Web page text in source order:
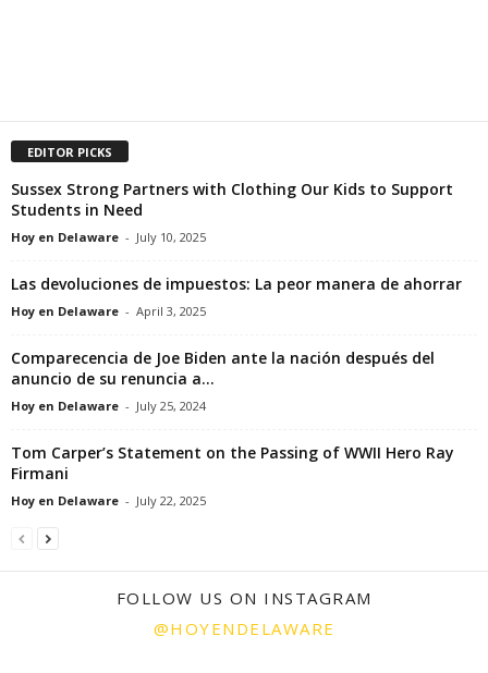
EDITOR PICKS
Sussex Strong Partners with Clothing Our Kids to Support
Students in Need
Hoy en Delaware - July 10, 2025
Las devoluciones de impuestos: La peor manera de ahorrar
Hoy en Delaware - April 3, 2025
Comparecencia de Joe Biden ante la nación después del
anuncio de su renuncia a...
Hoy en Delaware - July 25, 2024
Tom Carper’s Statement on the Passing of WWII Hero Ray
Firmani
Hoy en Delaware - July 22, 2025
FOLLOW US ON INSTAGRAM
@HOYENDELAWARE